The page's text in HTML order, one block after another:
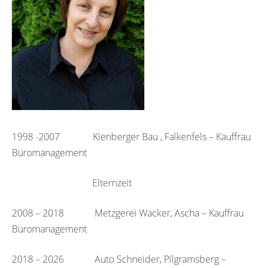
1998 -2007 Kienberger Bau , Falkenfels – Kauffrau
Büromanagement
Elternzeit
2008 – 2018 Metzgerei Wacker, Ascha – Kauffrau
Büromanagement
2018 – 2026 Auto Schneider, Pilgramsberg –